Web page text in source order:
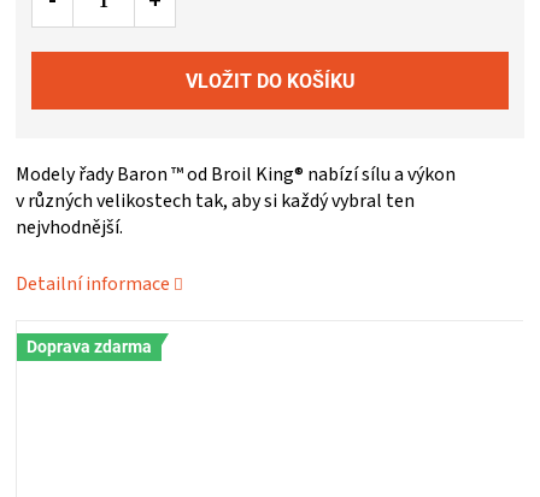
MASA
VENKOVNÍ
KUCHYNĚ
KNIHY
O
Modely řady Baron ™ od Broil King® nabízí sílu a výkon
v různých velikostech tak, aby si každý vybral ten
nejvhodnější.
Detailní informace
Doprava zdarma